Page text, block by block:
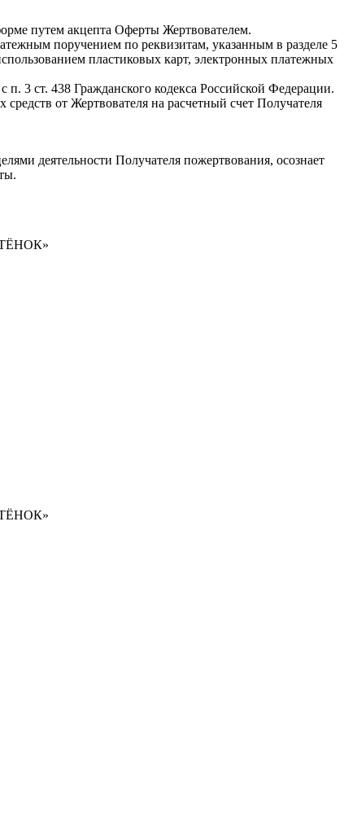
путем акцепта Оферты Жертвователем.
поручением по реквизитам, указанным в разделе 5
пластиковых карт, электронных платежных
3 ст. 438 Гражданского кодекса Российской Федерации.
от Жертвователя на расчетный счет Получателя
деятельности Получателя пожертвования, осознает